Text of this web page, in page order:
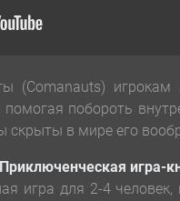
(Comanauts) игрокам
помогая побороть
скрыты в мире его
Приключенческая игра-
игра для 2-4 человек,